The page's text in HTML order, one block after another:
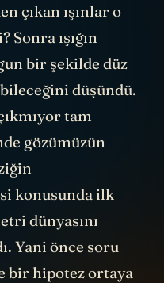
çıkan ışınlar o
ışığın
bir şekilde düz
düşündü.
tam
gözümüzün
konusunda ilk
dünyasını
Yani önce soru
bir hipotez ortaya